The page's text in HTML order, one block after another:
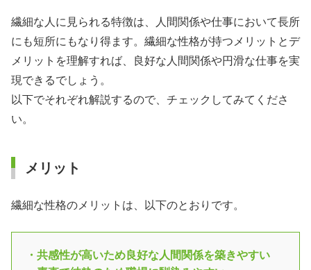
繊細な人に見られる特徴は、人間関係や仕事において長所
にも短所にもなり得ます。繊細な性格が持つメリットとデ
メリットを理解すれば、良好な人間関係や円滑な仕事を実
現できるでしょう。
以下でそれぞれ解説するので、チェックしてみてくださ
い。
メリット
繊細な性格のメリットは、以下のとおりです。
・共感性が高いため良好な人間関係を築きやすい